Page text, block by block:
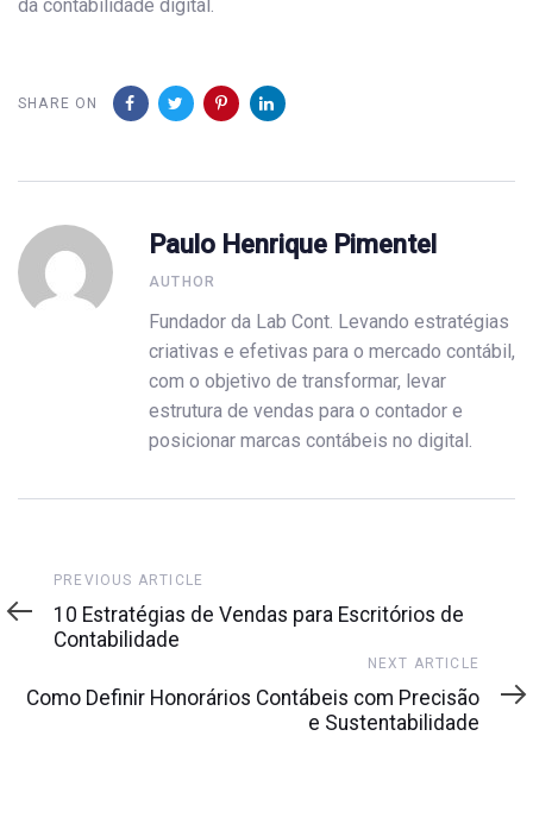
da contabilidade digital.
SHARE ON
Paulo Henrique Pimentel
AUTHOR
Fundador da Lab Cont. Levando estratégias
criativas e efetivas para o mercado contábil,
com o objetivo de transformar, levar
estrutura de vendas para o contador e
posicionar marcas contábeis no digital.
Previous
Article
PREVIOUS ARTICLE
10 Estratégias de Vendas para Escritórios de
Contabilidade
Article
NEXT ARTICLE
Como Definir Honorários Contábeis com Precisão
e Sustentabilidade